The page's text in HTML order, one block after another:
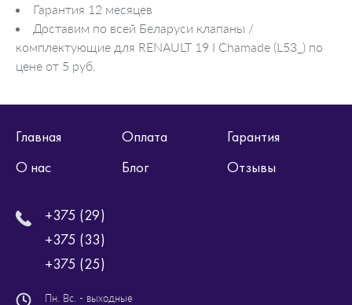
Гарантия 12 месяцев
Доставим по всей Беларуси клапаны /
комплектующие для RENAULT 19 I Chamade (L53_) по
цене от 5 руб.
Главная Оплата
Гарантия
О нас
Блог Отзывы
+375 (29)
+375 (33)
+375 (25)
Пн. Вс. - выходные